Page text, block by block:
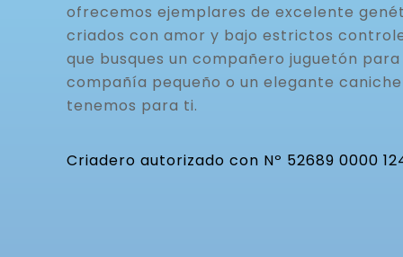
ofrecemos ejemplares de excelente
criados con amor y bajo estrictos
que busques un compañero juguetón
compañía pequeño o un elegante
tenemos para ti.
Criadero autorizado con Nº 52689 0000